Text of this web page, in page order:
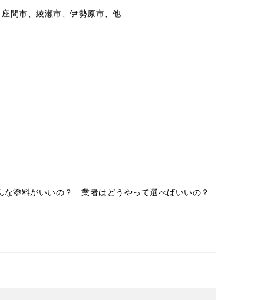
間市、綾瀬市、伊勢原市、他
塗料がいいの？ 業者はどうやって選べばいいの？